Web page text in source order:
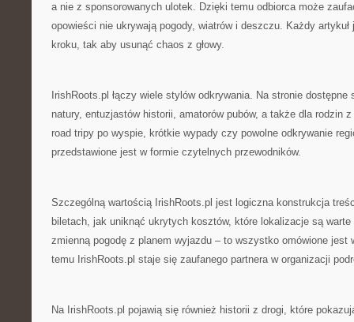
a nie z sponsorowanych ulotek. Dzięki temu odbiorca może
opowieści nie ukrywają pogody, wiatrów i deszczu. Każdy
kroku, tak aby usunąć chaos z głowy.
IrishRoots.pl łączy wiele stylów odkrywania. Na stronie dostępne
natury, entuzjastów historii, amatorów pubów, a także dla rodzin
road tripy po wyspie, krótkie wypady czy powolne odkrywanie
przedstawione jest w formie czytelnych przewodników.
Szczególną wartością IrishRoots.pl jest logiczna konstrukcja
biletach, jak uniknąć ukrytych kosztów, które lokalizacje są warte
zmienną pogodę z planem wyjazdu – to wszystko omówione jest
temu IrishRoots.pl staje się zaufanego partnera w organizacji
Na IrishRoots.pl pojawią się również historii z drogi, które